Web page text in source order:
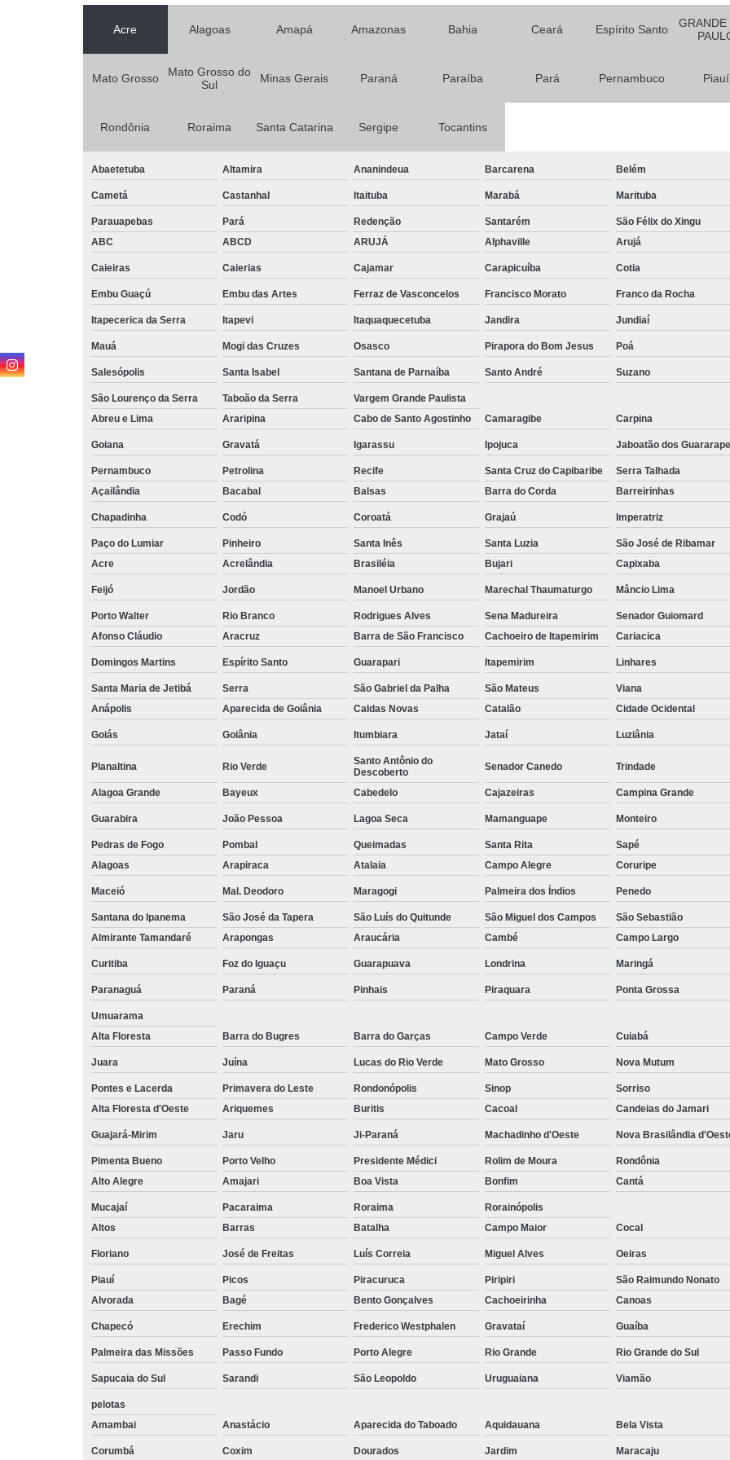
Tela para
Tela Agrícola Preta para
Tela Agrícola Preta para
Telas Agrícolas Pretas para
Telas Agrícolas Pretas para
Tela Anti Afídeo Agrícola
Tela
Tela Anti Afídeo Estufa
Tela Anti
Tela Anti Afídeo Pulgões
Tela Anti Afídeo para Estufa
Tela
Tela Anti Insetos para
Tela para Agricultura
Tela para Viveiro de Mudas
Tela
Tela de Ráfia
Tela de
Tela de Ráfia Laminada
Tela de
Tela Ráfia
Tela Ráfia de Solo
Tela de Sombreamento para área de
Tela de
Tela de Sombreamento para
Tela Decorativa
Tela Decorativa Sombra Forte
Tela Sombreamento para Garagem
Tela Hexagonal Galvanizada
Tela para Pinteiro
Tela para Silos
Tela para Viveiro de Galinhas
Tela Argamassa
Tela contra
Tela Mangueirão
Tela para Tanque de Peixe
Tela
Tela Plástica para
Tela Plástica para Cercamento
Tela Plástica Pinteiro
Tela
Tela Touro Square 20x20
Tela Sombrite 50
Tela Sombrite 70
Tela Sombrite Decorativa
Tela Sombrite para
Tela
Acre Alagoas Amapá Amazonas Bahia Ceará Espírito Santo
GRANDE
Mato Grosso
Mato Grosso do
Sul
Minas Gerais Paraná Paraíba Pará Pernambuco Piauí
Rondônia Roraima Santa Catarina Sergipe Tocantins
Abaetetuba Altamira Ananindeua Barcarena Belém
Cametá Castanhal Itaituba Marabá Marituba
Parauapebas Pará Redenção Santarém São Félix do Xingu
ABC
ABCD ARUJÁ Alphaville Arujá
Caieiras Caierias Cajamar Carapicuíba Cotia
Embu Guaçú Embu das Artes Ferraz de Vasconcelos Francisco Morato Franco da Rocha
Itapecerica da Serra Itapevi Itaquaquecetuba Jandira Jundiaí
Mauá Mogi das Cruzes Osasco Pirapora do Bom Jesus Poá
Salesópolis Santa Isabel Santana de Parnaíba Santo André Suzano
São Lourenço da Serra Taboão da Serra
Vargem Grande Paulista
Abreu e Lima
Araripina Cabo de Santo Agostinho Camaragibe Carpina
Goiana Gravatá Igarassu Ipojuca Jaboatão dos
Pernambuco Petrolina Recife Santa Cruz do Capibaribe Serra Talhada
Açailândia
Bacabal Balsas Barra do Corda Barreirinhas
Chapadinha Codó Coroatá Grajaú Imperatriz
Paço do Lumiar Pinheiro Santa Inês Santa Luzia São José de Ribamar
Acre
Acrelândia Brasiléia Bujari Capixaba
Feijó Jordão Manoel Urbano Marechal Thaumaturgo Mâncio Lima
Porto Walter Rio Branco Rodrigues Alves Sena Madureira Senador Guiomard
Afonso Cláudio
Aracruz Barra de São Francisco Cachoeiro de Itapemirim Cariacica
Domingos Martins Espírito Santo Guarapari Itapemirim Linhares
Santa Maria de Jetibá Serra São Gabriel da Palha São Mateus Viana
Anápolis
Aparecida de Goiânia Caldas Novas Catalão Cidade Ocidental
Goiás Goiânia Itumbiara Jataí Luziânia
Planaltina Rio Verde
Santo Antônio do
Descoberto
Senador Canedo Trindade
Alagoa Grande Bayeux Cabedelo Cajazeiras Campina Grande
Guarabira João Pessoa Lagoa Seca Mamanguape Monteiro
Pedras de Fogo Pombal Queimadas Santa Rita Sapé
Alagoas
Arapiraca Atalaia Campo Alegre Coruripe
Maceió Mal. Deodoro Maragogi Palmeira dos Índios Penedo
Santana do Ipanema São José da Tapera São Luís do Quitunde São Miguel dos Campos São Sebastião
Almirante Tamandaré
Arapongas Araucária Cambé Campo Largo
Curitiba Foz do Iguaçu Guarapuava Londrina Maringá
Paranaguá Paraná Pinhais Piraquara Ponta Grossa
Umuarama
Alta Floresta
Barra do Bugres Barra do Garças Campo Verde Cuiabá
Juara Juína Lucas do Rio Verde Mato Grosso Nova Mutum
Pontes e Lacerda Primavera do Leste Rondonópolis Sinop Sorriso
Alta Floresta d'Oeste
Ariquemes Buritis Cacoal Candeias do Jamari
Guajará-Mirim Jaru Ji-Paraná Machadinho d'Oeste Nova Brasilândia
Pimenta Bueno Porto Velho Presidente Médici Rolim de Moura Rondônia
Alto Alegre
Amajari Boa Vista Bonfim Cantá
Mucajaí Pacaraima Roraima
Rorainópolis
Altos
Barras Batalha Campo Maior Cocal
Floriano José de Freitas Luís Correia Miguel Alves Oeiras
Piauí Picos Piracuruca Piripiri São Raimundo Nonato
Alvorada
Bagé Bento Gonçalves Cachoeirinha Canoas
Chapecó Erechim Frederico Westphalen Gravataí Guaíba
Palmeira das Missões Passo Fundo Porto Alegre Rio Grande Rio Grande do Sul
Sapucaia do Sul Sarandi São Leopoldo Uruguaiana Viamão
pelotas
Amambai
Anastácio Aparecida do Taboado Aquidauana Bela Vista
Corumbá Coxim Dourados Jardim Maracaju